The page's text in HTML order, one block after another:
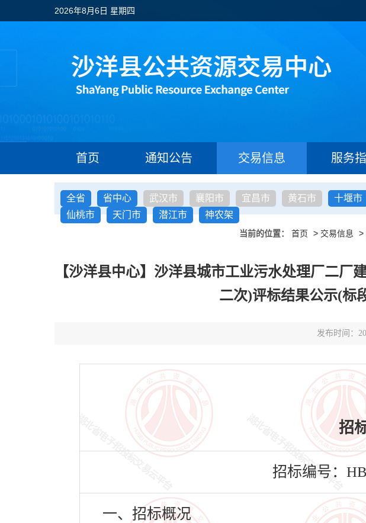
2026年8月6日 星期四
首页 通知公告 交易信息 服务
全省
省中心 武汉市 襄阳市 宜昌市 黄石市 十堰市
仙桃市
天门市 潜江市 神农架
当前的位置： 首页 > 交易信息 >
【沙洋县中心】沙洋县城市工业污水处理厂二
二次)评标结果公示(标
发布时间：
招
招标编号：
一、招标概况